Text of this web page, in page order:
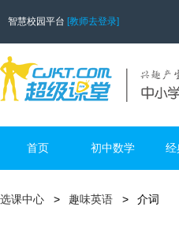
智慧校园平台 [教师去登录]
首页 初中数学 经
选课中心 趣味英语 介词